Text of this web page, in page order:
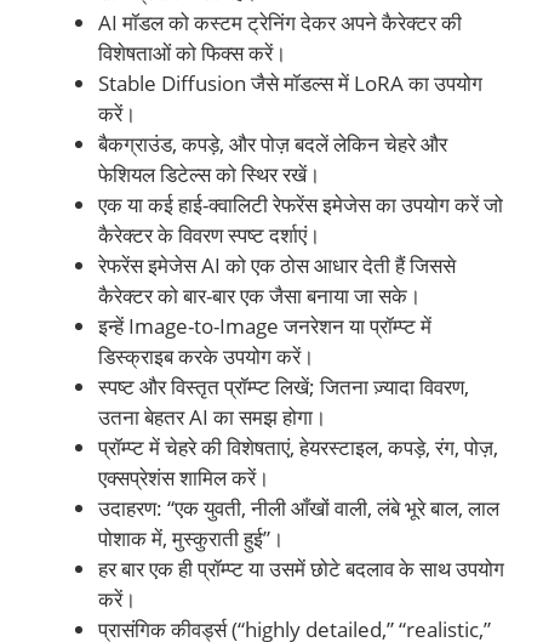
AI मॉडल को कस्टम ट्रेनिंग देकर अपने कैरेक्टर की
विशेषताओं को फिक्स करें।
Stable Diffusion जैसे मॉडल्स में LoRA का उपयोग
करें।
बैकग्राउंड, कपड़े, और पोज़ बदलें लेकिन चेहरे और
फेशियल डिटेल्स को स्थिर रखें।
एक या कई हाई-क्वालिटी रेफरेंस इमेजेस का उपयोग करें जो
कैरेक्टर के विवरण स्पष्ट दर्शाएं।
रेफरेंस इमेजेस AI को एक ठोस आधार देती हैं जिससे
कैरेक्टर को बार-बार एक जैसा बनाया जा सके।
इन्हें Image-to-Image जनरेशन या प्रॉम्प्ट में
डिस्क्राइब करके उपयोग करें।
स्पष्ट और विस्तृत प्रॉम्प्ट लिखें; जितना ज़्यादा विवरण,
उतना बेहतर AI का समझ होगा।
प्रॉम्प्ट में चेहरे की विशेषताएं, हेयरस्टाइल, कपड़े, रंग, पोज़,
एक्सप्रेशंस शामिल करें।
उदाहरण: “एक युवती, नीली आँखों वाली, लंबे भूरे बाल, लाल
पोशाक में, मुस्कुराती हुई”।
हर बार एक ही प्रॉम्प्ट या उसमें छोटे बदलाव के साथ उपयोग
करें।
प्रासंगिक कीवर्ड्स (“highly detailed,” “realistic,”